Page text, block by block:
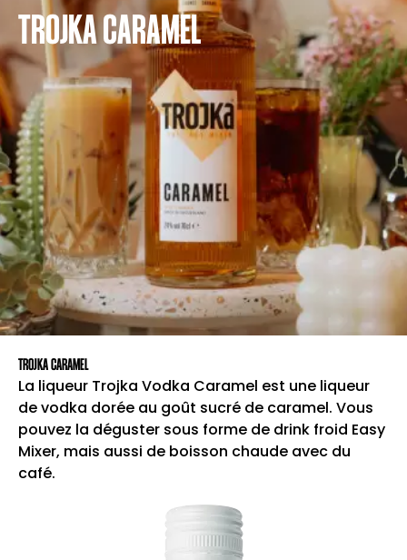
TROJKA CARAMEL
TROJKA CARAMEL
La liqueur Trojka Vodka Caramel est une liqueur
de vodka dorée au goût sucré de caramel. Vous
pouvez la déguster sous forme de drink froid Easy
Mixer, mais aussi de boisson chaude avec du
café.